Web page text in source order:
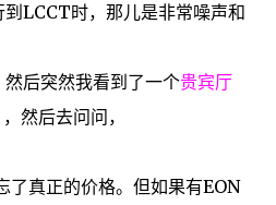
到 LCCT时，那儿是非常噪声和
然后突然我看到了一个贵宾厅
， 然后去问问 ，
了真正的价格。 但如果有EON